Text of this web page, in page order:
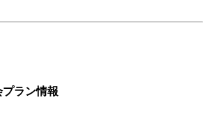
ラン情報